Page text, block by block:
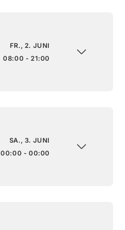
FR., 2. JUNI
08:00 - 21:00
SA., 3. JUNI
00:00 - 00:00